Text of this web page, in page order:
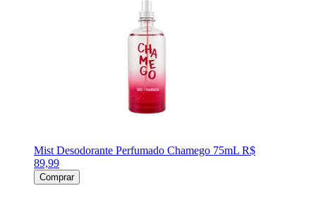
Mist Desodorante Perfumado Chamego 75mL R$
89,99
Comprar